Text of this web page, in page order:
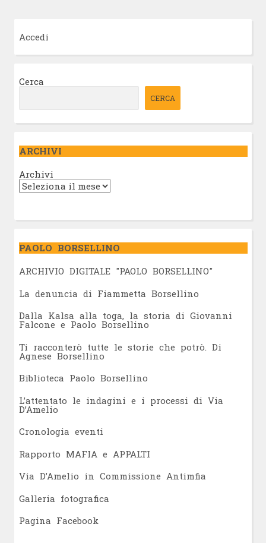
Accedi
Cerca
CERCA
ARCHIVI
Archivi
PAOLO BORSELLINO
ARCHIVIO DIGITALE "PAOLO BORSELLINO"
La denuncia di Fiammetta Borsellino
Dalla Kalsa alla toga, la storia di Giovanni
Falcone e Paolo Borsellino
Ti racconterò tutte le storie che potrò. Di
Agnese Borsellino
Biblioteca Paolo Borsellino
L’attentato le indagini e i processi di Via
D’Amelio
Cronologia eventi
Rapporto MAFIA e APPALTI
Via D’Amelio in Commissione Antimfia
Galleria fotografica
Pagina Facebook